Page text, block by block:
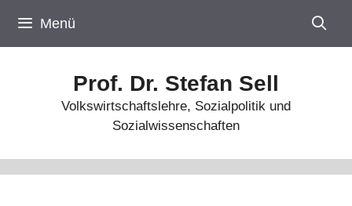
Inhalt
springen
Menü
Prof. Dr. Stefan Sell
Volkswirtschaftslehre, Sozialpolitik und
Sozialwissenschaften